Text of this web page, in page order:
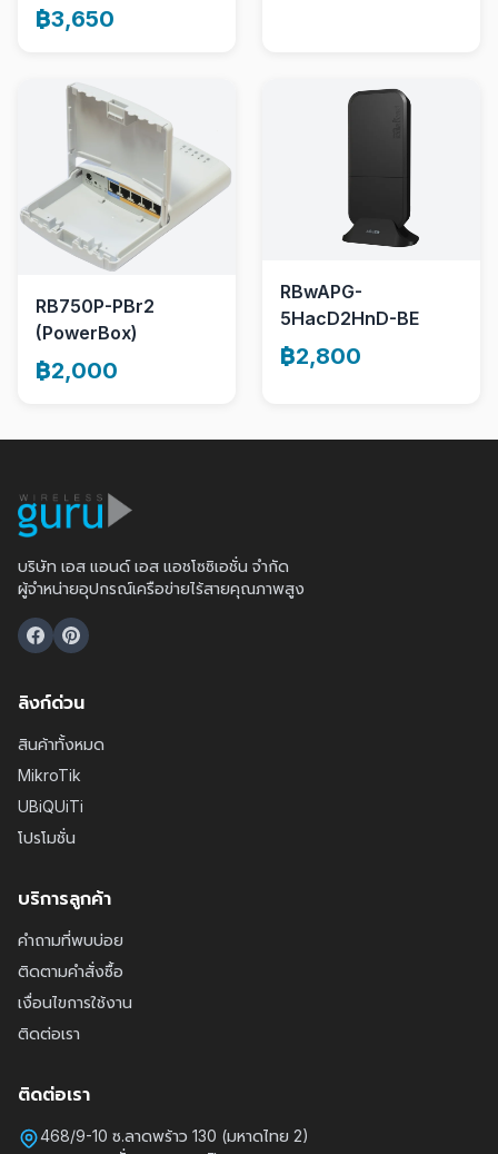
฿3,650
RB750P-PBr2
(PowerBox)
฿2,000
RBwAPG-
5HacD2HnD-BE
฿2,800
บริษัท เอส แอนด์ เอส แอชโซซิเอชั่น จำกัด
ผู้จำหน่ายอุปกรณ์เครือข่ายไร้สายคุณภาพสูง
ลิงก์ด่วน
สินค้าทั้งหมด
MikroTik
UBiQUiTi
โปรโมชั่น
บริการลูกค้า
คำถามที่พบบ่อย
ติดตามคำสั่งซื้อ
เงื่อนไขการใช้งาน
ติดต่อเรา
ติดต่อเรา
468/9-10 ซ.ลาดพร้าว 130 (มหาดไทย 2)